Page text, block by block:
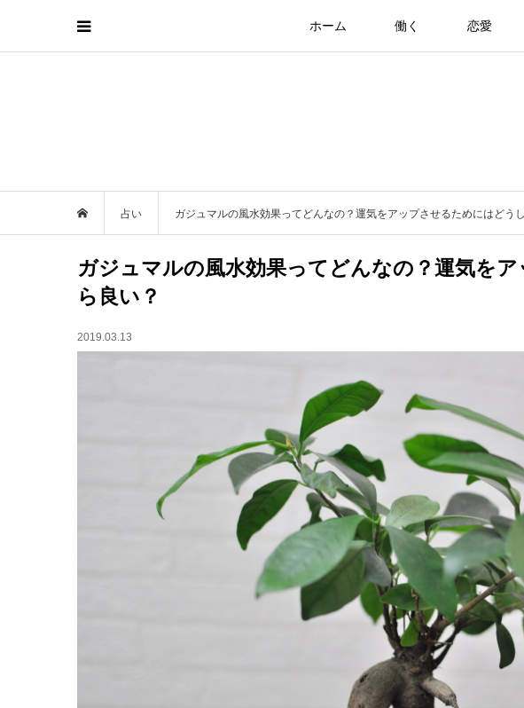
ホーム 働く 恋愛
占い ガジュマルの風水効果ってどんなの？運気をアップさせるためにはどう
ガジュマルの風水効果ってどんなの？運気を
ら良い？
2019.03.13